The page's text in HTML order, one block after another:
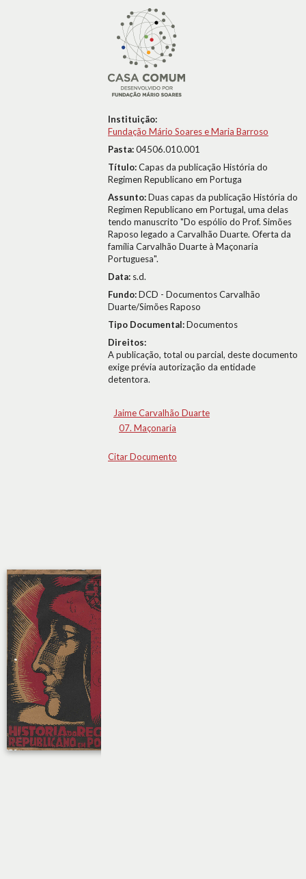
Instituição:
Fundação Mário Soares e Maria Barroso
Pasta:04506.010.001
Título:Capas da publicação História do
Regimen Republicano em Portuga
Assunto:Duas capas da publicação História do
Regimen Republicano em Portugal, uma delas
tendo manuscrito "Do espólio do Prof. Simões
Raposo legado a Carvalhão Duarte. Oferta da
família Carvalhão Duarte à Maçonaria
Portuguesa".
Data: s.d.
Fundo:DCD - Documentos Carvalhão
Duarte/Simões Raposo
Tipo Documental:Documentos
Direitos:
A publicação, total ou parcial, deste documento
exige prévia autorização da entidade
detentora.
Jaime Carvalhão Duarte
07. Maçonaria
Citar Documento